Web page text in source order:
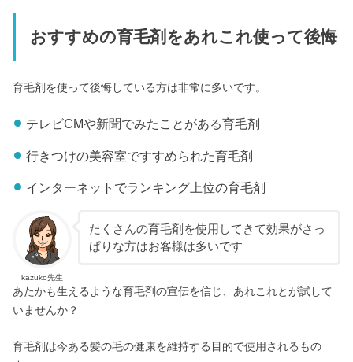
おすすめの育毛剤をあれこれ使って後悔
育毛剤を使って後悔している方は非常に多いです。
テレビCMや新聞でみたことがある育毛剤
行きつけの美容室ですすめられた育毛剤
インターネットでランキング上位の育毛剤
kazuko先生
たくさんの育毛剤を使用してきて効果がさっ
ぱりな方はお客様は多いです
あたかも生えるような育毛剤の宣伝を信じ、あれこれとが試して
いませんか？
育毛剤は今ある髪の毛の健康を維持する目的で使用されるもの